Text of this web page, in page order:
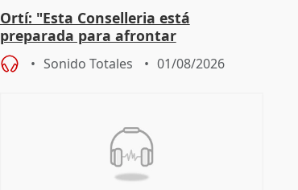
Ortí: "Esta Conselleria está
preparada para afrontar
absolutamente todos los escenarios"
Sonido Totales 01/08/2026